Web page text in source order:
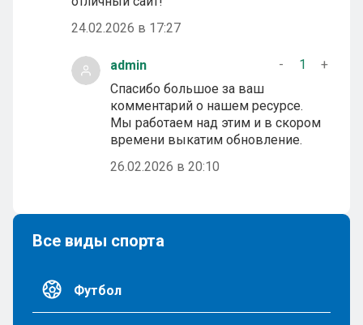
24.02.2026 в 17:27
admin - 1
+
Спасибо большое за ваш
комментарий о нашем ресурсе.
Мы работаем над этим и в скором
времени выкатим обновление.
26.02.2026 в 20:10
Все виды спорта
Футбол